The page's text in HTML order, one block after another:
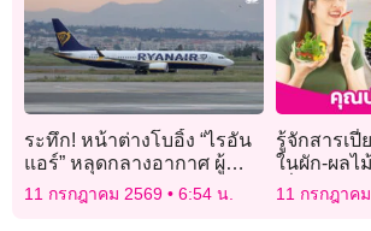
ระทึก! หน้าต่างโบอิ้ง “ไรอัน
แอร์” หลุดกลางอากาศ ผู้
โดยสารหวิดถูกดูดออกนอก
11 กรกฎาคม 2569 6:54 น.
รู้จักสารเ
ในผัก-ผลไ
เพื่อสุขภา
11 กรกฎาค